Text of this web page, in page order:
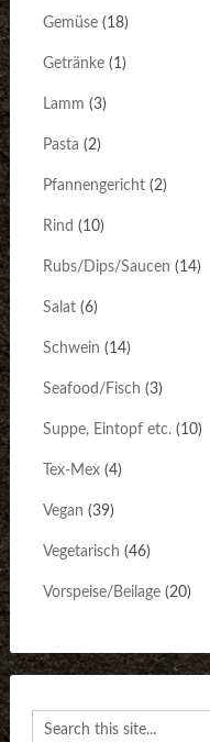
Gemüse(18)
Getränke(1)
Lamm (3)
Pasta (2)
Pfannengericht(2)
Rind (10)
Rubs/Dips/Saucen (14)
Salat(6)
Schwein (14)
Seafood/Fisch (3)
Suppe, Eintopf etc.(10)
Tex-Mex(4)
Vegan (39)
Vegetarisch (46)
Vorspeise/Beilage(20)